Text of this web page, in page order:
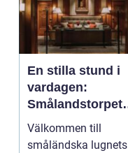
En stilla stund i
vardagen:
Smålandstorpet
Lanthotell
Välkommen till
småländska lugnets